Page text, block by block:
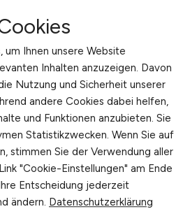
(m/w/d)
Spezialtiefbau
um Ihnen unsere Website
Inhalten anzuzeigen. Davon
Nutzung und Sicherheit unserer
andere Cookies dabei helfen,
und Funktionen anzubieten. Sie
Statistikzwecken. Wenn Sie auf
stimmen Sie der Verwendung aller
"Cookie-Einstellungen" am Ende
Entscheidung jederzeit
ändern. Datenschutzerklärung